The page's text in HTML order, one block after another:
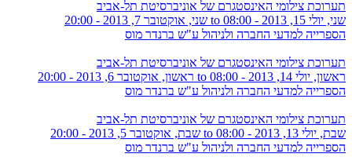
תערוכת צילומי האינסטגרם של אוניברסיטת תל-אביב
שני, יולי 15, 2013 - 08:00
שני, אוקטובר 7, 2013 - 20:00
הספרייה למדעי החברה ולניהול ע"ש ברנדר מוס
תערוכת צילומי האינסטגרם של אוניברסיטת תל-אביב
ראשון, יולי 14, 2013 - 08:00
ראשון, אוקטובר 6, 2013 - 20:00
הספרייה למדעי החברה ולניהול ע"ש ברנדר מוס
תערוכת צילומי האינסטגרם של אוניברסיטת תל-אביב
שבת, יולי 13, 2013 - 08:00
שבת, אוקטובר 5, 2013 - 20:00
הספרייה למדעי החברה ולניהול ע"ש ברנדר מוס